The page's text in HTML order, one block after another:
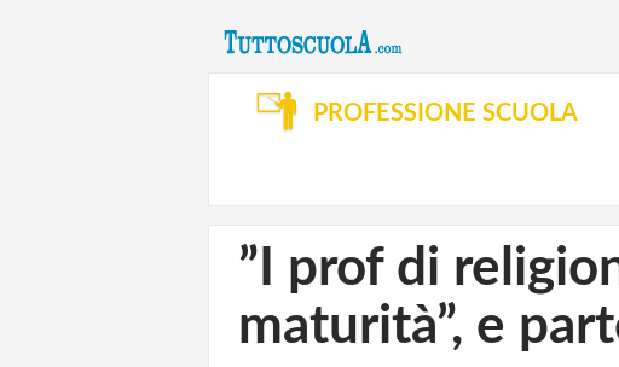
PROFESSIONE SCUOLA
”I prof di
maturità”, e